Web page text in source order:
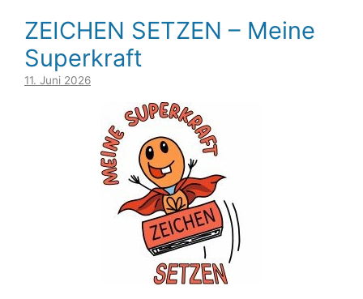
ZEICHEN SETZEN – Meine
Superkraft
11. Juni 2026